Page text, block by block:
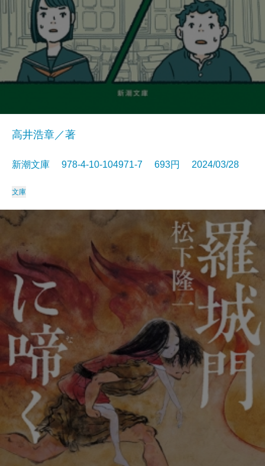
高井浩章／著
新潮文庫 978-4-10-104971-7 693円 2024/03/28
文庫